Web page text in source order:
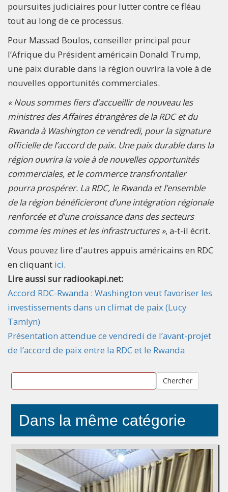
poursuites judiciaires pour lutter contre ce fléau
tout au long de ce processus.
Pour Massad Boulos, conseiller principal pour
l’Afrique du Président américain Donald Trump,
une paix durable dans la région ouvrira la voie à de
nouvelles opportunités commerciales.
« Nous sommes fiers d’accueillir de nouveau les
ministres des Affaires étrangères de la RDC et du
Rwanda à Washington ce vendredi, pour la signature
officielle de l’accord de paix. Une paix durable dans la
région ouvrira la voie à de nouvelles opportunités
commerciales, et le commerce transfrontalier
pourra prospérer. La RDC, le Rwanda et l’ensemble
de la région bénéficieront d’une intégration régionale
renforcée et d’une croissance dans des secteurs
comme les mines et les infrastructures », a-t-il écrit.
Vous pouvez lire d'autres appuis américains en RDC
en cliquant ici.
Lire aussi sur radiookapi.net:
Accord RDC-Rwanda : Washington veut favoriser les
investissements dans un climat de paix (Lucy
Tamlyn)
Présentation attendue ce vendredi de l’avant-projet
de l’accord de paix entre la RDC et le Rwanda
Chercher
Dans la même catégorie